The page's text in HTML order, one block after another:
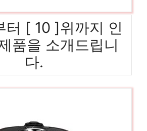
터 [ 10 ]위까지 인
품을 소개드립니
다.